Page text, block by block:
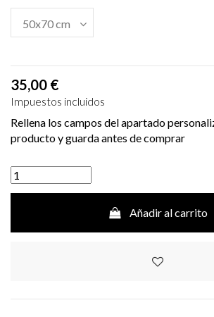
35,00 €
Impuestos incluidos
Rellena los campos del apartado
producto y guarda antes de comprar
Añadir al carrito